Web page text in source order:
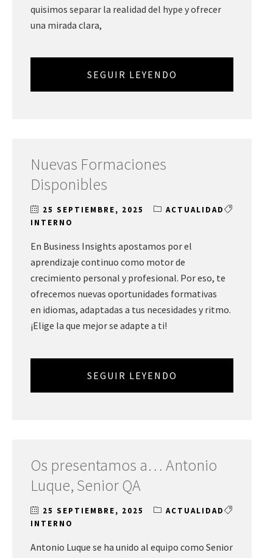
quisimos separar la realidad del hype y ofrecer
una mirada clara,
SEGUIR LEYENDO
Nuevas Formaciones
Disponibles
25 SEPTIEMBRE, 2025
ACTUALIDAD
INTERNO
En Business Insights apostamos por el
aprendizaje continuo como motor de
crecimiento personal y profesional. Por eso, te
ofrecemos nuevas oportunidades formativas
en idiomas, adaptadas a tus necesidades y ritmo.
¡Elige la que mejor se adapte a ti!
SEGUIR LEYENDO
Os presentamos a… Antonio
Luque, Senior QA
25 SEPTIEMBRE, 2025
ACTUALIDAD
INTERNO
Antonio Luque se ha unido al equipo como Senior